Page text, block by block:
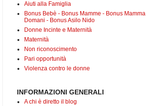
Aiuti alla Famiglia
Bonus Bebè - Bonus Mamme - Bonus Mamma
Domani - Bonus Asilo Nido
Donne Incinte e Maternità
Maternità
Non riconoscimento
Pari opportunità
Violenza contro le donne
INFORMAZIONI GENERALI
A chi è diretto il blog